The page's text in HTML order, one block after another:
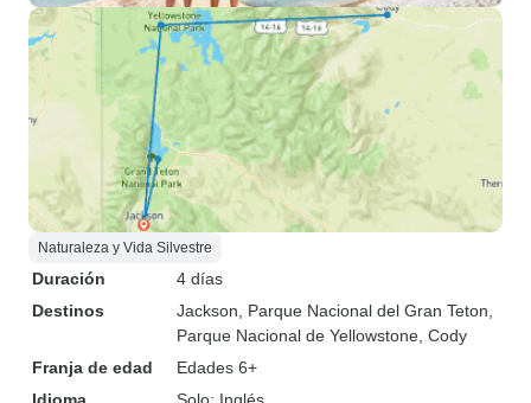
Naturaleza y Vida Silvestre
Duración
4 días
Destinos
Jackson , Parque Nacional del Gran Teton
Parque Nacional de Yellowstone , Cody
Franja de edad
Edades 6+